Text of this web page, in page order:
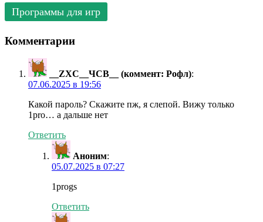
Программы для игр
Комментарии
__ZXC__ЧСВ__ (коммент: Рофл):
07.06.2025 в 19:56
Какой пароль? Скажите пж, я слепой. Вижу только
1pro… а дальше нет
Ответить
Аноним:
05.07.2025 в 07:27
1progs
Ответить